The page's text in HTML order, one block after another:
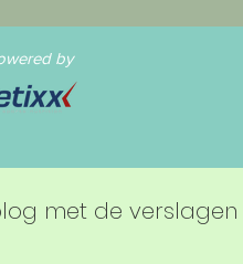
by
met de